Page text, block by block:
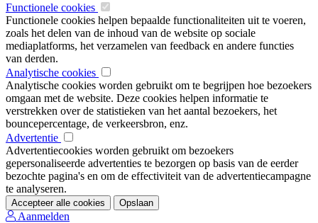
Functionele cookies
Functionele cookies helpen bepaalde functionaliteiten uit te voeren,
zoals het delen van de inhoud van de website op sociale
mediaplatforms, het verzamelen van feedback en andere functies
van derden.
Analytische cookies
Analytische cookies worden gebruikt om te begrijpen hoe bezoekers
omgaan met de website. Deze cookies helpen informatie te
verstrekken over de statistieken van het aantal bezoekers, het
bouncepercentage, de verkeersbron, enz.
Advertentie
Advertentiecookies worden gebruikt om bezoekers
gepersonaliseerde advertenties te bezorgen op basis van de eerder
bezochte pagina's en om de effectiviteit van de advertentiecampagne
te analyseren.
Accepteer alle cookies Opslaan
Aanmelden